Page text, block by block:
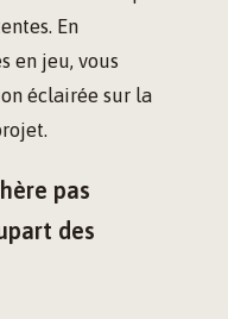
En
en jeu, vous
éclairée sur la
pas
des